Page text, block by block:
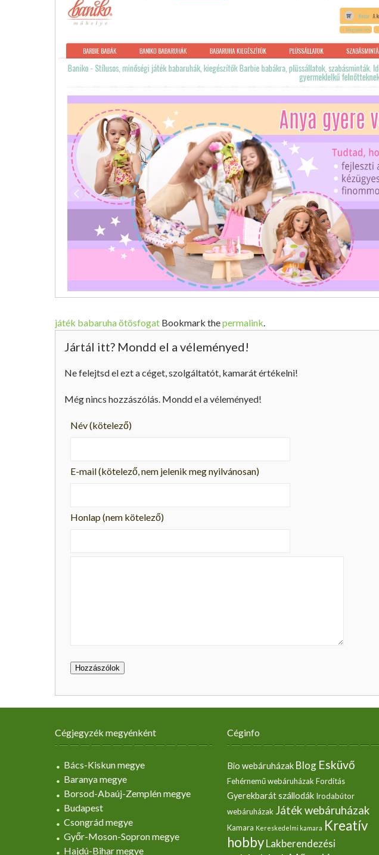
játék babaruha ötösfogat Bookmark thepermalink.
Jártál itt? Mondd el a véleményed!
Ne felejtsd el ezt a céget, szolgáltatót, kamarát értékelni!
Még nincs hozzászólás. Mondd el a véleményed!
Név(kötelező)
E-mail(kötelező, nem jelenik meg nyilvánosan)
Honlap (nem kötelező)
Cégjegyzék megyénként
Bács-Kiskun megye
Baranya megye
Borsod-Abaúj-Zemplén megye
Budapest
Csongrád megye
Győr-Moson-Sopron megye
Hajdú-Bihar megye
Céginfo
Bio webáruházak Blog Esküvő
Fehérnemű webáruházak Fordítás
Gyerekbarát szállodák Irodabútor
webáruházak Játék webáruházak
Kamara Kereskedelmi kamara Kreatív
hobby Lakberendezési